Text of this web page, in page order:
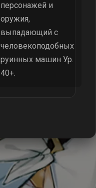
персонажей и
оружия,
выпадающий с
человекоподобных
руинных машин Ур.
40+.